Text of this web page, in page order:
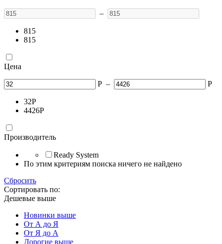
–
815
815
Цена
Р – Р
32Р
4426Р
Производитель
Ready System
По этим критериям поиска ничего не найдено
Сбросить
Сортировать по:
Дешевые выше
Новинки выше
От А до Я
От Я до А
Дорогие выше